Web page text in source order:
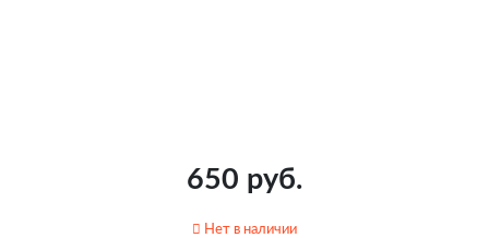
650 руб.
Нет в наличии